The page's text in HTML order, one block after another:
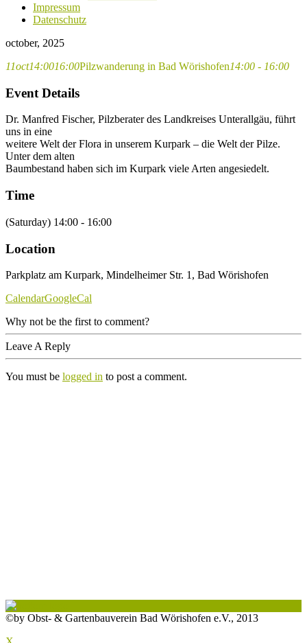
Impressum
Datenschutz
october, 2025
11oct14:0016:00Pilzwanderung in Bad Wörishofen14:00 - 16:00
Event Details
Dr. Manfred Fischer, Pilzberater des Landkreises Unterallgäu, führt
uns in eine
weitere Welt der Flora in unserem Kurpark – die Welt der Pilze.
Unter dem alten
Baumbestand haben sich im Kurpark viele Arten angesiedelt.
Time
(Saturday) 14:00 - 16:00
Location
Parkplatz am Kurpark, Mindelheimer Str. 1, Bad Wörishofen
CalendarGoogleCal
Why not be the first to comment?
Leave A Reply
You must be logged in to post a comment.
©by Obst- & Gartenbauverein Bad Wörishofen e.V., 2013